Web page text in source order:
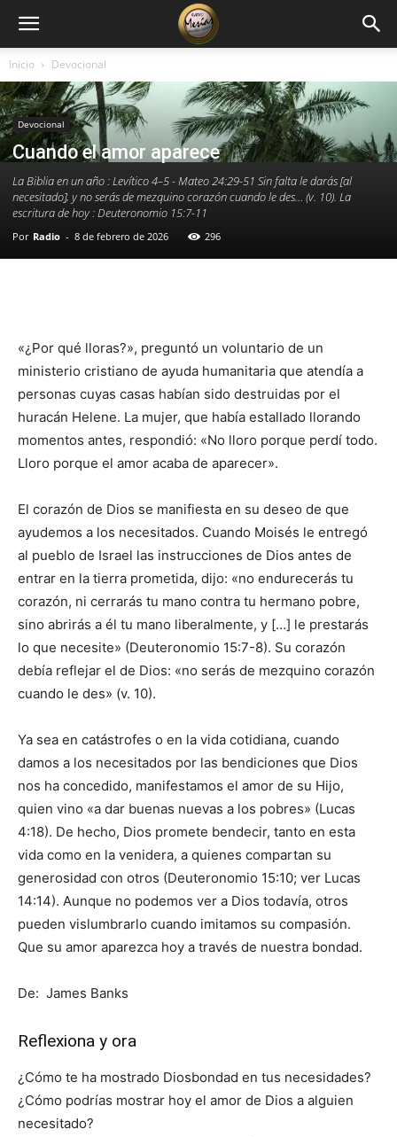
Inicio Devocional
Devocional
Cuando el amor aparece
La Biblia en un año : Levítico 4–5 - Mateo 24:29-51 Sin falta le darás [al
necesitado], y no serás de mezquino corazón cuando le des… (v. 10). La
escritura de hoy : Deuteronomio 15:7-11
Por Radio - 8 de febrero de 2026 296
«¿Por qué lloras?», preguntó un voluntario de un
ministerio cristiano de ayuda humanitaria que atendía a
personas cuyas casas habían sido destruidas por el
huracán Helene. La mujer, que había estallado llorando
momentos antes, respondió: «No lloro porque perdí todo.
Lloro porque el amor acaba de aparecer».
El corazón de Dios se manifiesta en su deseo de que
ayudemos a los necesitados. Cuando Moisés le entregó
al pueblo de Israel las instrucciones de Dios antes de
entrar en la tierra prometida, dijo: «no endurecerás tu
corazón, ni cerrarás tu mano contra tu hermano pobre,
sino abrirás a él tu mano liberalmente, y […] le prestarás
lo que necesite» (Deuteronomio 15:7-8). Su corazón
debía reflejar el de Dios: «no serás de mezquino corazón
cuando le des» (v. 10).
Ya sea en catástrofes o en la vida cotidiana, cuando
damos a los necesitados por las bendiciones que Dios
nos ha concedido, manifestamos el amor de su Hijo,
quien vino «a dar buenas nuevas a los pobres» (Lucas
4:18). De hecho, Dios promete bendecir, tanto en esta
vida como en la venidera, a quienes compartan su
generosidad con otros (Deuteronomio 15:10; ver Lucas
14:14). Aunque no podemos ver a Dios todavía, otros
pueden vislumbrarlo cuando imitamos su compasión.
Que su amor aparezca hoy a través de nuestra bondad.
De: James Banks
Reflexiona y ora
¿Cómo te ha mostrado Diosbondad en tus necesidades?
¿Cómo podrías mostrar hoy el amor de Dios a alguien
necesitado?